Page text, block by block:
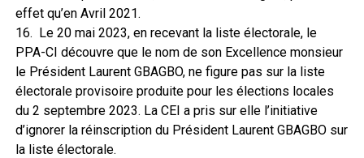
effet qu’en Avril 2021.
16. Le 20 mai 2023, en recevant la liste électorale, le
PPA-CI découvre que le nom de son Excellence monsieur
le Président Laurent GBAGBO, ne figure pas sur la liste
électorale provisoire produite pour les élections locales
du 2 septembre 2023. La CEI a pris sur elle l’initiative
d’ignorer la réinscription du Président Laurent GBAGBO sur
la liste électorale.